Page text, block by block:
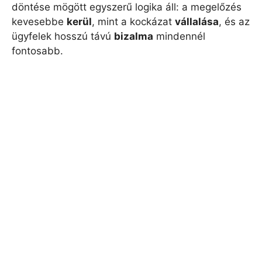
döntése mögött egyszerű logika áll: a megelőzés
kevesebbe kerül, mint a kockázat vállalása, és az
ügyfelek hosszú távú bizalma mindennél
fontosabb.